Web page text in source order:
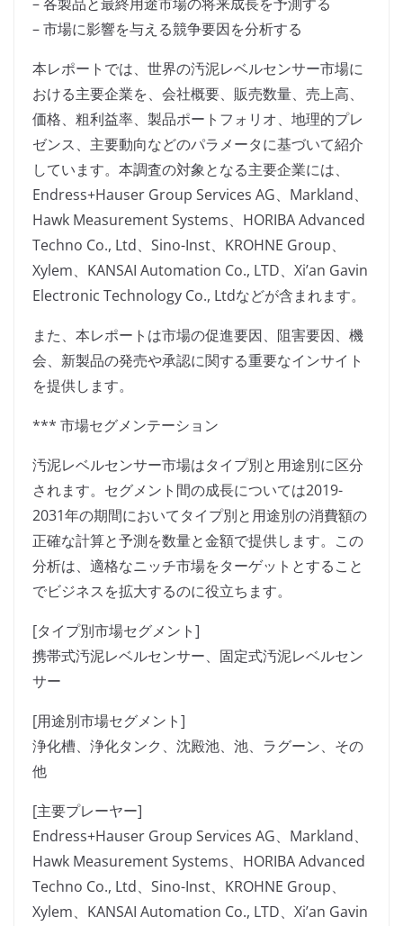
– 市場に影響を与える競争要因を分析する
本レポートでは、世界の汚泥レベルセンサー市場に
おける主要企業を、会社概要、販売数量、売上高、
価格、粗利益率、製品ポートフォリオ、地理的プレ
ゼンス、主要動向などのパラメータに基づいて紹介
しています。本調査の対象となる主要企業には、
Endress+Hauser Group Services AG、Markland、
Hawk Measurement Systems、HORIBA Advanced
Techno Co., Ltd、Sino-Inst、KROHNE Group、
Xylem、KANSAI Automation Co., LTD、Xi’an Gavin
Electronic Technology Co., Ltdなどが含まれます。
また、本レポートは市場の促進要因、阻害要因、機
会、新製品の発売や承認に関する重要なインサイト
を提供します。
*** 市場セグメンテーション
汚泥レベルセンサー市場はタイプ別と用途別に区分
されます。セグメント間の成長については2019-
2031年の期間においてタイプ別と用途別の消費額の
正確な計算と予測を数量と金額で提供します。この
分析は、適格なニッチ市場をターゲットとすること
でビジネスを拡大するのに役立ちます。
[タイプ別市場セグメント]
携帯式汚泥レベルセンサー、固定式汚泥レベルセン
サー
[用途別市場セグメント]
浄化槽、浄化タンク、沈殿池、池、ラグーン、その
他
[主要プレーヤー]
Endress+Hauser Group Services AG、Markland、
Hawk Measurement Systems、HORIBA Advanced
Techno Co., Ltd、Sino-Inst、KROHNE Group、
Xylem、KANSAI Automation Co., LTD、Xi’an Gavin